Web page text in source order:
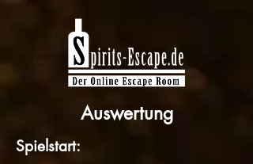
Auswertung
Spielstart: